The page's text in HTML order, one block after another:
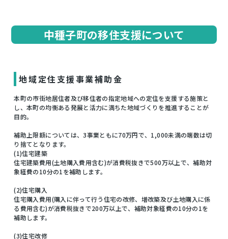
中種子町の移住支援について
地域定住支援事業補助金
本町の市街地居住者及び移住者の指定地域への定住を支援する施策と
し、本町の均衡ある発展と活力に満ちた地域づくりを推進することが
目的。
補助上限額については、3事業ともに70万円で、1,000未満の端数は切
り捨てとなります。
(1)住宅建築
住宅建築費用(土地購入費用含む)が消費税抜きで500万以上で、補助対
象経費の10分の1を補助します。
(2)住宅購入
住宅購入費用(購入に伴って行う住宅の改修、増改築及び土地購入に係
る費用含む)が消費税抜きで200万以上で、補助対象経費の10分の1を
補助します。
(3)住宅改修